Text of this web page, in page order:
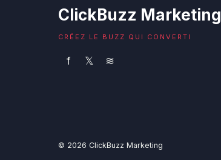
ClickBuzz Marketing
CRÉEZ LE BUZZ QUI CONVERTI
f 𝕏 ≋
© 2026 ClickBuzz Marketing